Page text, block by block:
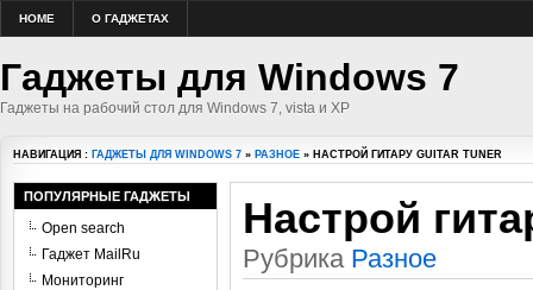
HOME О ГАДЖЕТАХ
Гаджеты для Windows 7
Гаджеты на рабочий стол для Windows 7, vista и XP
НАВИГАЦИЯ : ГАДЖЕТЫ ДЛЯ WINDOWS 7 » РАЗНОЕ » НАСТРОЙ ГИТАРУ GUITAR TUNER
Настрой
Рубрика Разное
ПОПУЛЯРНЫЕ ГАДЖЕТЫ
Open search
Гаджет MailRu
Мониторинг